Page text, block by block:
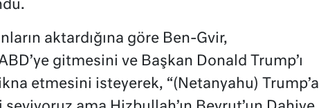
aktardığına göre Ben-Gvir,
gitmesini ve Başkan Donald Trump’ı
etmesini isteyerek, “(Netanyahu) Trump’a